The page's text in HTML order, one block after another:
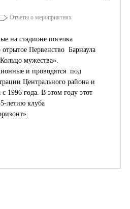
Отчеты о мероприятиях
на стадионе поселка
Первенство Барнаула
мужества».
и проводятся под
Центрального района и
с 1996 года. В этом году этот
летию клуба